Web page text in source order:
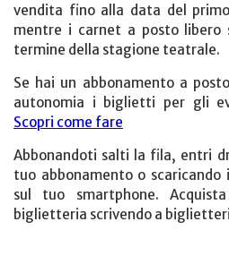
vendita fino alla data del
mentre i carnet a posto libero
termine della stagione teatrale.
Se hai un abbonamento a
autonomia i biglietti per gli
Scopri come fare
Abbonandoti salti la fila, entri
tuo abbonamento o
sul tuo smartphone.
biglietteria scrivendo a